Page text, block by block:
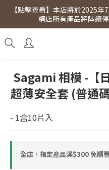
【點擊查看】會員專享 星期
31日）。滿
【點擊查看】本店將於2025
網店所有產品將陸續
【點擊查看】會員專享 星期
31日）。滿
Sagami 相模 -【
超薄安全套 (普通
- 1盒10片入
全店，指定產品滿$300 免順